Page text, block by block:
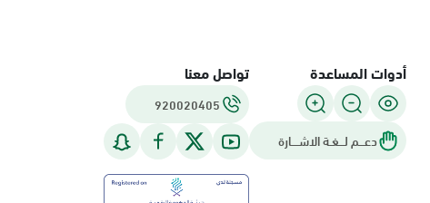
أدوات المساعدة
دعـــم لـــغـة الاشــــارة
تواصل معنا
920020405